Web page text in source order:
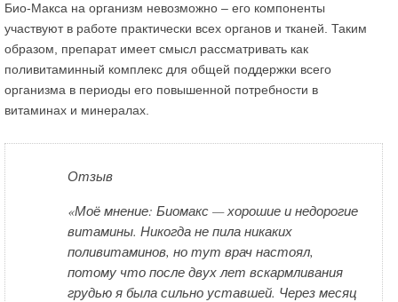
Био-Макса на организм невозможно – его компоненты
участвуют в работе практически всех органов и тканей. Таким
образом, препарат имеет смысл рассматривать как
поливитаминный комплекс для общей поддержки всего
организма в периоды его повышенной потребности в
витаминах и минералах.
Отзыв
«Моё мнение: Биомакс — хорошие и недорогие
витамины. Никогда не пила никаких
поливитаминов, но тут врач настоял,
потому что после двух лет вскармливания
грудью я была сильно уставшей. Через месяц